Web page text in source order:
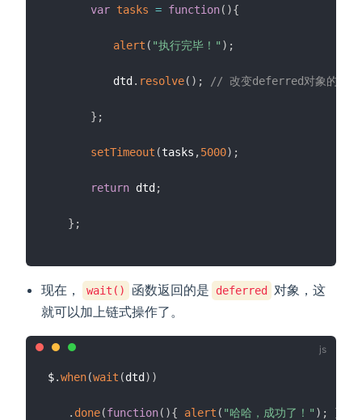
var tasks = function( ){
alert ( "执行完毕！" ) ;
dtd. resolve( ) ; // 改变deferred对象的执行
} ;
setTimeout (tasks ,5000) ;
return dtd;
} ;
现在， wait() 函数返回的是 deferred 对象，这
就可以加上链式操作了。
$.when(wait (dtd) )
. done(function( ){ alert ( "哈哈，成功了！" ) ; }